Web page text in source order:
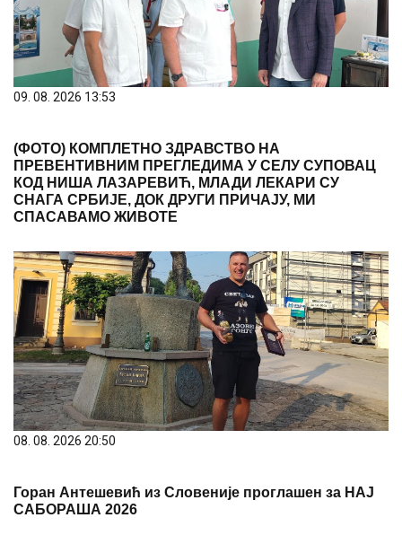
09. 08. 2026 13:53
(ФОТО) КОМПЛЕТНО ЗДРАВСТВО НА
ПРЕВЕНТИВНИМ ПРЕГЛЕДИМА У СЕЛУ СУПОВАЦ
КОД НИША ЛАЗАРЕВИЋ, МЛАДИ ЛЕКАРИ СУ
СНАГА СРБИЈЕ, ДОК ДРУГИ ПРИЧАЈУ, МИ
СПАСАВАМО ЖИВОТЕ
08. 08. 2026 20:50
Горан Антешевић из Словеније проглашен за НАЈ
САБОРАША 2026